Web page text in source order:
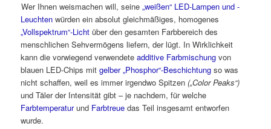
Wer Ihnen weismachen will, seine„weißen“ LED-Lampen und -
Leuchten würden ein absolut gleichmäßiges, homogenes
„Vollspektrum“-Licht über den gesamten Farbbereich des
menschlichen Sehvermögens liefern, der lügt. In Wirklichkeit
kann die vorwiegend verwendeteadditive Farbmischung von
blauen LED-Chips mitgelber „Phosphor“-Beschichtung so was
nicht schaffen, weil es immer irgendwo Spitzen(„Color Peaks“)
und Täler der Intensität gibt – je nachdem, für welche
Farbtemperaturund Farbtreue das Teil insgesamt entworfen
wurde.